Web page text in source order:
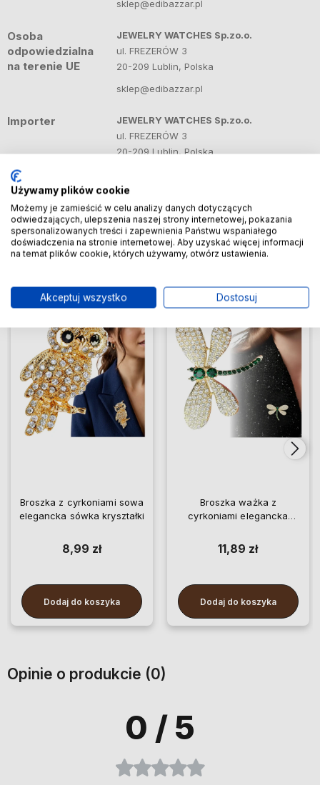
sklep@edibazzar.pl
Osoba
odpowiedzialna
na terenie UE
JEWELRY WATCHES Sp.zo.o.
ul. FREZERÓW 3
20-209 Lublin, Polska
sklep@edibazzar.pl
Importer
JEWELRY WATCHES Sp.zo.o.
ul. FREZERÓW 3
20-209 Lublin, Polska
Produkty powiązane Zobacz więcej
Broszka z cyrkoniami sowa
elegancka sówka kryształki
8,99 zł
Dodaj do koszyka
Do ulubionych
Broszka ważka z
cyrkoniami elegancka
11,89 zł
Dodaj do koszyka
Opinie o produkcie (0)
0 / 5
Używamy plików cookie
Możemy je zamieścić w celu analizy danych dotyczących
odwiedzających, ulepszenia naszej strony internetowej, pokazania
spersonalizowanych treści i zapewnienia Państwu wspaniałego
doświadczenia na stronie internetowej. Aby uzyskać więcej informacji
na temat plików cookie, których używamy, otwórz ustawienia.
Akceptuj wszystko Dostosuj